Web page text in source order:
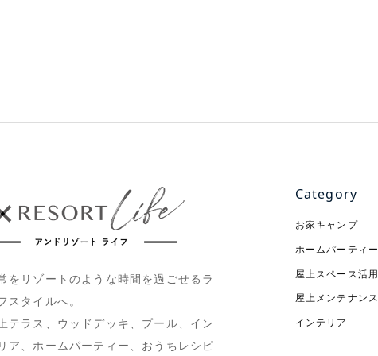
をリゾートのような時間を過ごせるラ
スタイルへ。
テラス、ウッドデッキ、プール、イン
ア、ホームパーティー、おうちレシピ
Category
お家キャンプ
ホームパーティー
屋上スペース活用
屋上メンテナンス
インテリア